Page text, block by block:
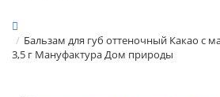
Бальзам для губ оттеночный Какао с
3,5 г Мануфактура Дом природы